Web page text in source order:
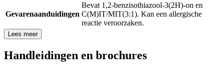
Gevarenaanduidingen
Bevat 1,2-benzisothiazool-3(2H)-on en
C(M)IT/MIT(3:1). Kan een allergische
reactie veroorzaken.
Lees meer
Handleidingen en brochures